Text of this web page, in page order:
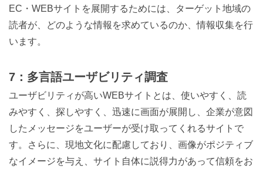
EC・WEBサイトを展開するためには、ターゲット地域の
読者が、どのような情報を求めているのか、情報収集を行
います。
7：多言語ユーザビリティ調査
ユーザビリティが高いWEBサイトとは、使いやすく、読
みやすく、探しやすく、迅速に画面が展開し、企業が意図
したメッセージをユーザーが受け取ってくれるサイトで
す。さらに、現地文化に配慮しており、画像がポジティブ
なイメージを与え、サイト自体に説得力があって信頼をお